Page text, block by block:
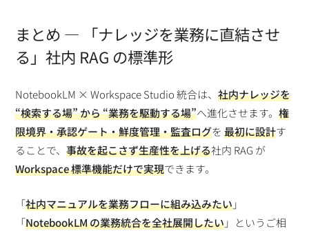
まとめ — 「ナレッジを業務に直結させ
る」社内 RAG の標準形
NotebookLM × Workspace Studio 統合は、社内ナレッジを
“検索する場” から “業務を駆動する場”へ進化させます。権
限境界・承認ゲート・鮮度管理・監査ログを最初に設計す
ることで、事故を起こさず生産性を上げる社内 RAG が
Workspace 標準機能だけで実現できます。
「社内マニュアルを業務フローに組み込みたい」
「NotebookLM の業務統合を全社展開したい」というご相